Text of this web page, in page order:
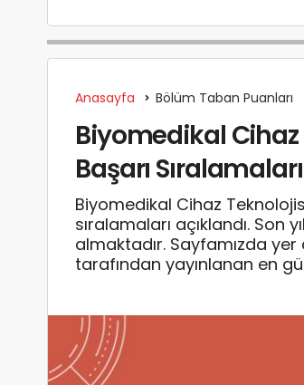
Anasayfa Bölüm Taban Puanları
Biyomedikal Cihaz
Başarı Sıralamaları
Biyomedikal Cihaz
sıralamaları açıklandı.
almaktadır. Sayfamızda yer
tarafından yayınlanan en